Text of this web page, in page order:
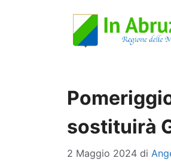
sostituirà
2 Maggio 2024 di